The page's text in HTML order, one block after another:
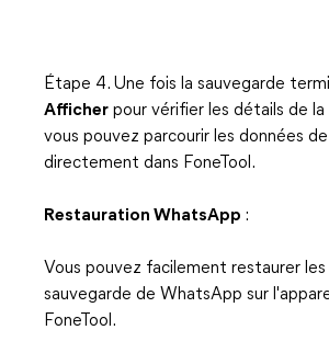
Étape 4. Une fois la sauvegarde
Afficher pour vérifier les détails de la
vous pouvez parcourir les données
directement dans FoneTool.
Restauration WhatsApp :
Vous pouvez facilement restaurer
sauvegarde de WhatsApp sur
FoneTool.